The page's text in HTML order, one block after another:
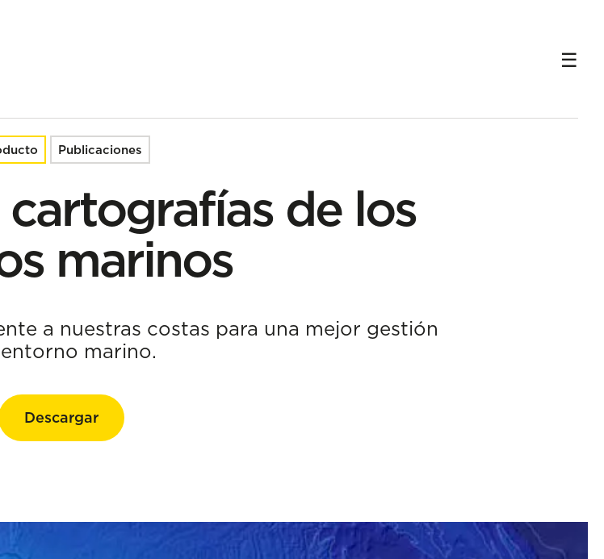
Publicaciones
de los
marinos
a nuestras costas para una mejor gestión
marino.
Descargar